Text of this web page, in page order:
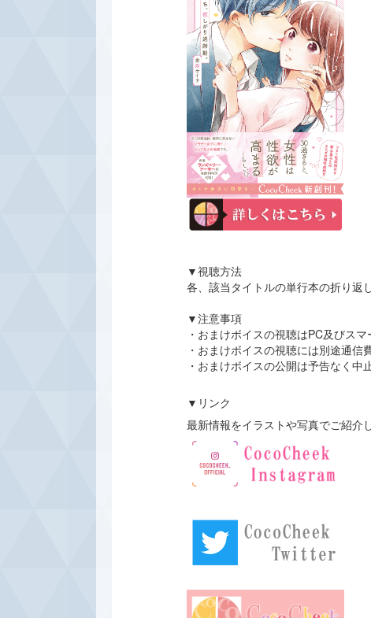
▼視聴方法
各、該当タイトルの単行本の折り返
▼注意事項
・おまけボイスの視聴はPC及びス
・おまけボイスの視聴には別途通信
・おまけボイスの公開は予告なく中
▼リンク
最新情報をイラストや写真でご紹介